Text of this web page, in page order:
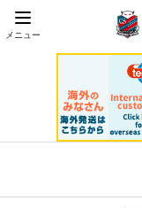
メニュー